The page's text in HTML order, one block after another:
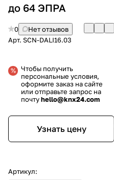
до 64 ЭПРА
0
Нет отзывов
Арт. SCN-DALI16.03
Чтобы получить
персональные условия,
оформите заказ на сайте
или отправьте запрос на
почтуhello@knx24.com
Узнать цену
Артикул: